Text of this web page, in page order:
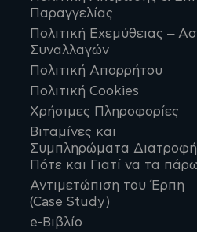
Παραγγελίας
Πολιτική Εχεμύθειας –
Συναλλαγών
Πολιτική Απορρήτου
Πολιτική Cookies
Χρήσιμες Πληροφορίες
Βιταμίνες και
Συμπληρώματα
Πότε και Γιατί να τα
Αντιμετώπιση του Έρπη
(Case Study)
e-Βιβλίο